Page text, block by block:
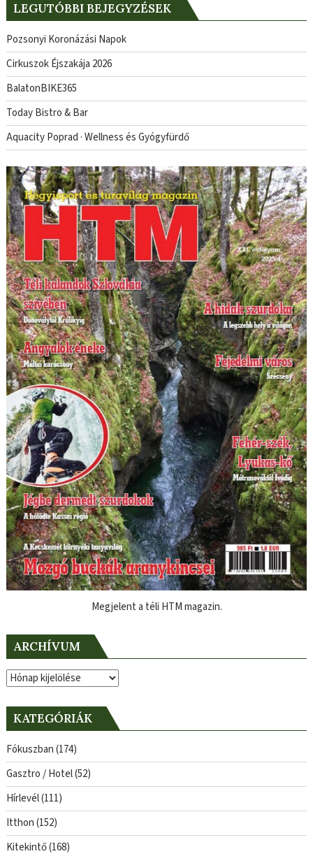
LEGUTÓBBI BEJEGYZÉSEK
Pozsonyi Koronázási Napok
Cirkuszok Éjszakája 2026
BalatonBIKE365
Today Bistro & Bar
Aquacity Poprad · Wellness és Gyógyfürdő
Megjelent a téli HTM magazin.
ARCHÍVUM
Archívum
KATEGÓRIÁK
Fókuszban(174)
Gasztro / Hotel(52)
Hírlevél(111)
Itthon(152)
Kitekintő(168)